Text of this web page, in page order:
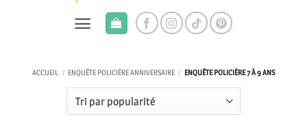
ACCUEIL / ENQUÊTE POLICIÈRE ANNIVERSAIRE / ENQUÊTE POLICIÈRE 7 À 9 ANS